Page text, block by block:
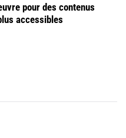
pour des contenus
accessibles